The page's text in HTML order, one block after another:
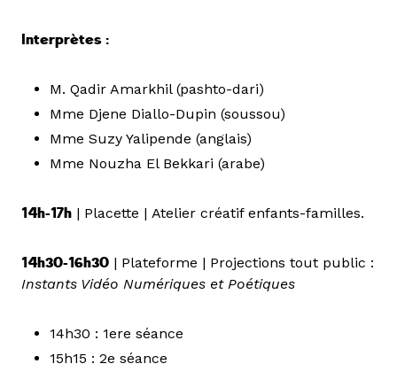
Interprètes :
M. Qadir Amarkhil (pashto-dari)
Mme Djene Diallo-Dupin (soussou)
Mme Suzy Yalipende (anglais)
Mme Nouzha El Bekkari (arabe)
14h-17h | Placette | Atelier créatif enfants-familles.
14h30-16h30 | Plateforme | Projections tout public :
Instants Vidéo Numériques et Poétiques
14h30 : 1ere séance
15h15 : 2e séance